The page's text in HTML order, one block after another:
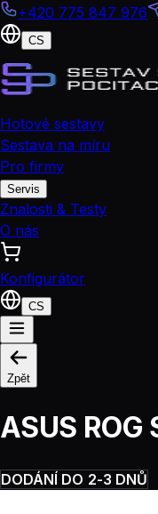
+420 775 847 976
CS
Hotové sestavy
Sestava na míru
Pro firmy
Servis
Znalosti & Testy
O nás
Konfigurátor
CS
Zpět
ASUS
DODÁNÍ DO 2-3 DNŮ